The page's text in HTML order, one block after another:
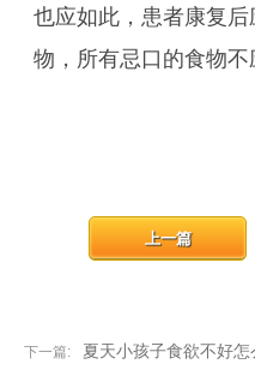
也应如此，患者康复
物，所有忌口的食物不
下一篇: 夏天小孩子食欲不好怎
上一篇